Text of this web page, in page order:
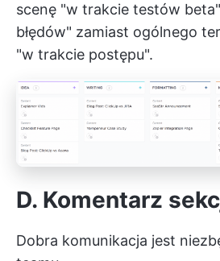
scenę "w trakcie testów
błędów" zamiast ogólnego
"w trakcie postępu".
D. Komentarz
Dobra komunikacja jest